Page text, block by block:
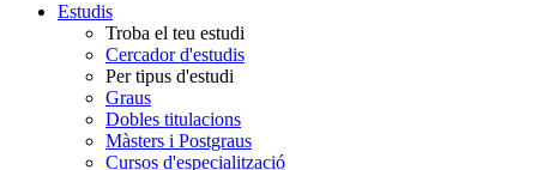
Estudis
Troba el teu estudi
Cercador d'estudis
Per tipus d'estudi
Graus
Dobles titulacions
Màsters i Postgraus
Cursos d'especialització